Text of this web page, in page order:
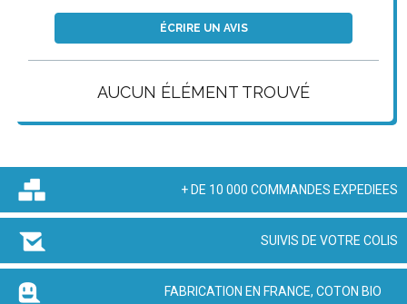
ÉCRIRE UN AVIS
AUCUN ÉLÉMENT TROUVÉ
+ DE 10 000 COMMANDES EXPEDIEES
SUIVIS DE VOTRE COLIS
FABRICATION EN FRANCE, COTON BIO